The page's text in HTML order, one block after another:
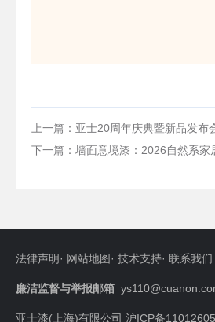
上一篇：亚士20周年庆典暨新品发布
下一篇：墙面意境漆：2026自然系家
法律声明· 网站地图· 技术支持· 联系我们
廉洁监督与举报邮箱
亚士漆(上海)有限公司 沪ICP备